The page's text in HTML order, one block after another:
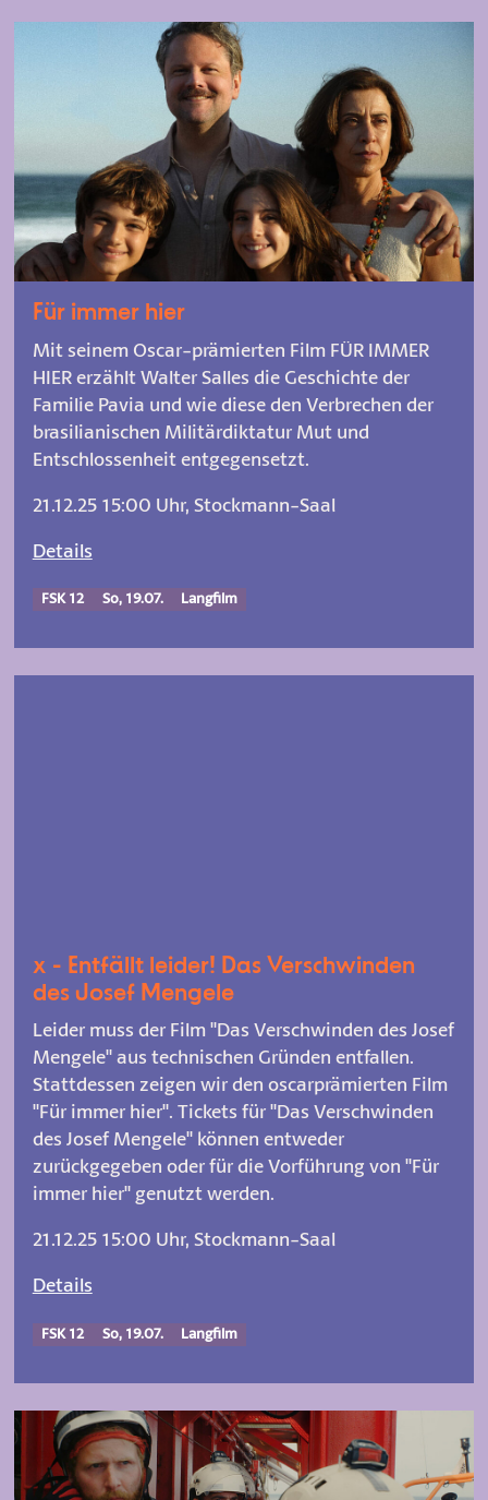
Für immer hier
Mit seinem Oscar-prämierten Film FÜR IMMER
HIER erzählt Walter Salles die Geschichte der
Familie Pavia und wie diese den Verbrechen der
brasilianischen Militärdiktatur Mut und
Entschlossenheit entgegensetzt.
21.12.25 15:00 Uhr, Stockmann-Saal
Details
FSK 12 So, 19.07. Langfilm
x - Entfällt leider! Das Verschwinden
des Josef Mengele
Leider muss der Film "Das Verschwinden des Josef
Mengele" aus technischen Gründen entfallen.
Stattdessen zeigen wir den oscarprämierten Film
"Für immer hier". Tickets für "Das Verschwinden
des Josef Mengele" können entweder
zurückgegeben oder für die Vorführung von "Für
immer hier" genutzt werden.
21.12.25 15:00 Uhr, Stockmann-Saal
Details
FSK 12 So, 19.07. Langfilm